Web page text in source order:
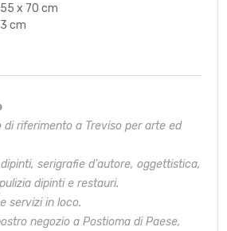
55 x 70 cm
3 cm
di riferimento a Treviso per arte ed
serigrafie d’autore, oggettistica,
dipinti e restauri.
servizi in loco.
negozio a Postioma di Paese,